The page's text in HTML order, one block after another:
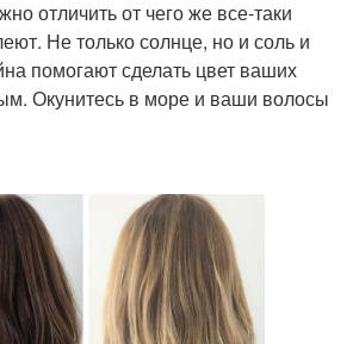
отличить от чего же все-таки
Не только солнце, но и соль и
помогают сделать цвет ваших
Окунитесь в море и ваши волосы